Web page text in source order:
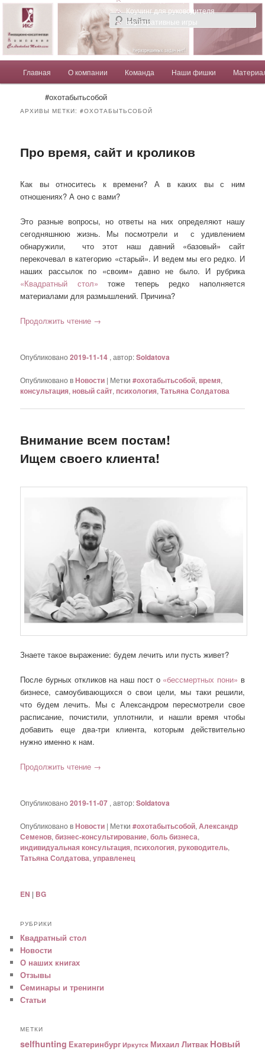
Солдатова Татьяна
Компания Солдатовой Татьяны
Главное менюПерейти к основному содержимому
Перейти к дополнительному содержимому
Главная О компании Команда Наши фишки
Коучинг для руководителя
Корпоративные игры
#охотабытьсобой
АРХИВЫ МЕТКИ:#ОХОТАБЫТЬСОБОЙ
Про время, сайт и кроликов
Как вы относитесь к времени? А в каких вы с ним
отношениях? А оно с вами?
Это разные вопросы, но ответы на них определяют нашу
сегодняшнюю жизнь. Мы посмотрели и
с удивлением
обнаружили,
что этот наш давний «базовый» сайт
перекочевал в категорию «старый». И ведем мы его редко. И
наших рассылок по «своим» давно не было. И рубрика
«Квадратный стол» тоже теперь редко наполняется
материалами для размышлений. Причина?
Продолжить чтение →
Опубликовано2019-11-14 , автор:Soldatova
Опубликовано вНовости | Метки #охотабытьсобой, время,
консультация, новый сайт, психология,Татьяна Солдатова
Внимание всем постам!
Ищем своего клиента!
Знаете такое выражение: будем лечить или пусть живет?
После бурных откликов на наш пост о «бессмертных пони» в
бизнесе, самоубивающихся о свои цели, мы таки решили,
что будем лечить. Мы с Александром пересмотрели свое
расписание, почистили, уплотнили, и нашли время чтобы
добавить еще два-три клиента, которым действительно
нужно именно к нам.
Продолжить чтение →
Опубликовано2019-11-07 , автор:Soldatova
Опубликовано вНовости | Метки #охотабытьсобой,Александр
Семенов,бизнес-консультирование,боль бизнеса,
индивидуальная консультация, психология,руководитель,
Татьяна Солдатова,управленец
EN | BG
РУБРИКИ
Квадратный стол
Новости
О наших книгах
Отзывы
Семинары и тренинги
Статьи
МЕТКИ
selfhunting Екатеринбург Иркутск Михаил Литвак Новый